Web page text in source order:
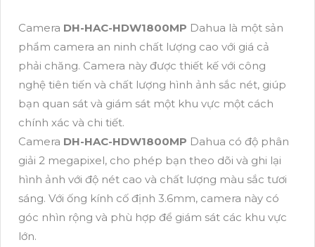
Camera DH-HAC-HDW1800MP Dahua là một sản
phẩm camera an ninh chất lượng cao với giá cả
phải chăng. Camera này được thiết kế với công
nghệ tiên tiến và chất lượng hình ảnh sắc nét, giúp
bạn quan sát và giám sát một khu vực một cách
chính xác và chi tiết.
Camera DH-HAC-HDW1800MP Dahua có độ phân
giải 2 megapixel, cho phép bạn theo dõi và ghi lại
hình ảnh với độ nét cao và chất lượng màu sắc tươi
sáng. Với ống kính cố định 3.6mm, camera này có
góc nhìn rộng và phù hợp để giám sát các khu vực
lớn.